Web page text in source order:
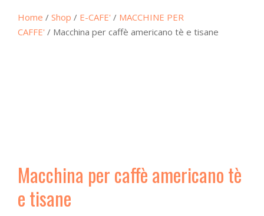
Home / Shop / E-CAFE' / MACCHINE PER
CAFFE' / Macchina per caffè americano tè e tisane
Macchina per caffè americano tè
e tisane